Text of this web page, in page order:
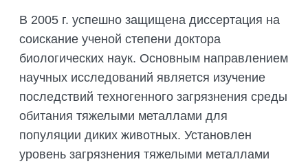
В 2005 г. успешно защищена диссертация на
соискание ученой степени доктора
биологических наук. Основным направлением
научных исследований является изучение
последствий техногенного загрязнения среды
обитания тяжелыми металлами для
популяции диких животных. Установлен
уровень загрязнения тяжелыми металлами